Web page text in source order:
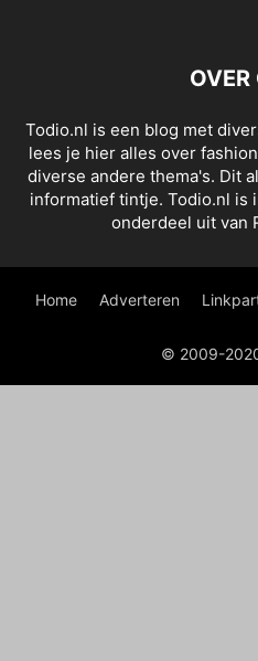
OVER
Todio.nl is een blog met
lees je hier alles over
diverse andere thema's. Dit
informatief tintje. Todio.nl is
onderdeel uit van
Home Adverteren
© 2009-